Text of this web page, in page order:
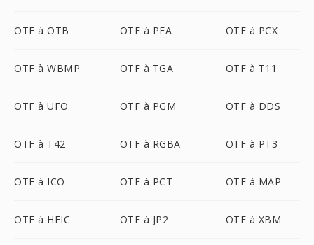
OTF à OTB OTF à PFA OTF à PCX
OTF à WBMP OTF à TGA OTF à T11
OTF à UFO OTF à PGM OTF à DDS
OTF à T42 OTF à RGBA OTF à PT3
OTF à ICO OTF à PCT OTF à MAP
OTF à HEIC OTF à JP2 OTF à XBM